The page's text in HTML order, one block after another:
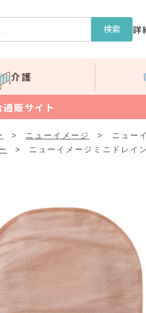
検索 詳
介護
販サイト
> ニューイメージ >
ニュー
> ニューイメージミニドレイ